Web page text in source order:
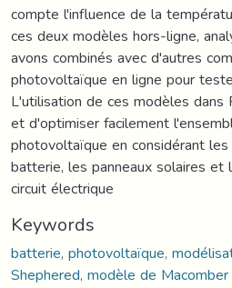
compte l'influence de la
ces deux modèles hors-ligne,
avons combinés avec d'autres
photovoltaïque en ligne pour
L'utilisation de ces modèles
et d'optimiser facilement
photovoltaïque en considérant
batterie, les panneaux solaires
circuit électrique
Keywords
batterie, photovoltaïque,
Shephered, modèle de Macomber